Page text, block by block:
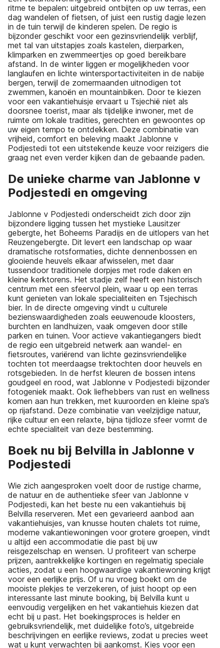
ritme te bepalen: uitgebreid ontbijten op uw terras, een
dag wandelen of fietsen, of juist een rustig dagje lezen
in de tuin terwijl de kinderen spelen. De regio is
bijzonder geschikt voor een gezinsvriendelijk verblijf,
met tal van uitstapjes zoals kastelen, dierparken,
klimparken en zwemmeertjes op goed bereikbare
afstand. In de winter liggen er mogelijkheden voor
langlaufen en lichte wintersportactiviteiten in de nabije
bergen, terwijl de zomermaanden uitnodigen tot
zwemmen, kanoën en mountainbiken. Door te kiezen
voor een vakantiehuisje ervaart u Tsjechië niet als
doorsnee toerist, maar als tijdelijke inwoner, met de
ruimte om lokale tradities, gerechten en gewoontes op
uw eigen tempo te ontdekken. Deze combinatie van
vrijheid, comfort en beleving maakt Jablonne v
Podjestedi tot een uitstekende keuze voor reizigers die
graag net even verder kijken dan de gebaande paden.
De unieke charme van Jablonne v
Podjestedi en omgeving
Jablonne v Podjestedi onderscheidt zich door zijn
bijzondere ligging tussen het mystieke Lausitzer
gebergte, het Boheems Paradijs en de uitlopers van het
Reuzengebergte. Dit levert een landschap op waar
dramatische rotsformaties, dichte dennenbossen en
glooiende heuvels elkaar afwisselen, met daar
tussendoor traditionele dorpjes met rode daken en
kleine kerktorens. Het stadje zelf heeft een historisch
centrum met een sfeervol plein, waar u op een terras
kunt genieten van lokale specialiteiten en Tsjechisch
bier. In de directe omgeving vindt u culturele
bezienswaardigheden zoals eeuwenoude kloosters,
burchten en landhuizen, vaak omgeven door stille
parken en tuinen. Voor actieve vakantiegangers biedt
de regio een uitgebreid netwerk aan wandel- en
fietsroutes, variërend van lichte gezinsvriendelijke
tochten tot meerdaagse trektochten door heuvels en
rotsgebieden. In de herfst kleuren de bossen intens
goudgeel en rood, wat Jablonne v Podjestedi bijzonder
fotogeniek maakt. Ook liefhebbers van rust en wellness
komen aan hun trekken, met kuuroorden en kleine spa’s
op rijafstand. Deze combinatie van veelzijdige natuur,
rijke cultuur en een relaxte, bijna tijdloze sfeer vormt de
echte specialiteit van deze bestemming.
Boek nu bij Belvilla in Jablonne v
Podjestedi
Wie zich aangesproken voelt door de rustige charme,
de natuur en de authentieke sfeer van Jablonne v
Podjestedi, kan het beste nu een vakantiehuis bij
Belvilla reserveren. Met een gevarieerd aanbod aan
vakantiehuisjes, van knusse houten chalets tot ruime,
moderne vakantiewoningen voor grotere groepen, vindt
u altijd een accommodatie die past bij uw
reisgezelschap en wensen. U profiteert van scherpe
prijzen, aantrekkelijke kortingen en regelmatig speciale
acties, zodat u een hoogwaardige vakantiewoning krijgt
voor een eerlijke prijs. Of u nu vroeg boekt om de
mooiste plekjes te verzekeren, of juist hoopt op een
interessante last minute booking, bij Belvilla kunt u
eenvoudig vergelijken en het vakantiehuis kiezen dat
echt bij u past. Het boekingsproces is helder en
gebruiksvriendelijk, met duidelijke foto’s, uitgebreide
beschrijvingen en eerlijke reviews, zodat u precies weet
wat u kunt verwachten bij aankomst. Kies voor een